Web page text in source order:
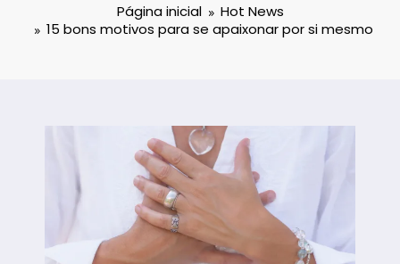
Página inicial
Hot News
15 bons motivos para se apaixonar por si mesmo